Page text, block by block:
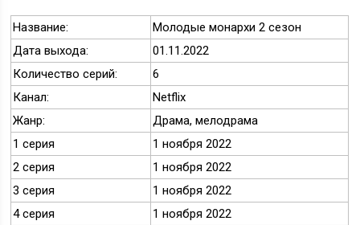
Название:
Молодые монархи 2 сезон
Дата выхода:
01.11.2022
Количество серий:
6
Канал:
Netflix
Жанр:
Драма, мелодрама
1 серия
1 ноября 2022
2 серия
1 ноября 2022
3 серия
1 ноября 2022
4 серия
1 ноября 2022